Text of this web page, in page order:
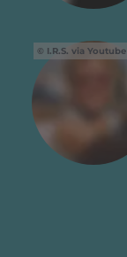
I.R.S. via Youtube